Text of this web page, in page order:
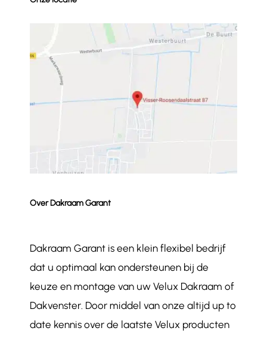
Over Dakraam Garant
Dakraam Garant is een klein flexibel bedrijf
dat u optimaal kan ondersteunen bij de
keuze en montage van uw Velux Dakraam of
Dakvenster. Door middel van onze altijd up to
date kennis over de laatste Velux producten